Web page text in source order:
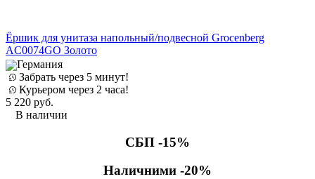
Ёршик для унитаза напольный/подвесной Grocenberg
AC0074GO Золото
Германия
Забрать через 5 минут!
Курьером через 2 часа!
5 220 руб.
В наличии
СБП -15%
Наличними -20%